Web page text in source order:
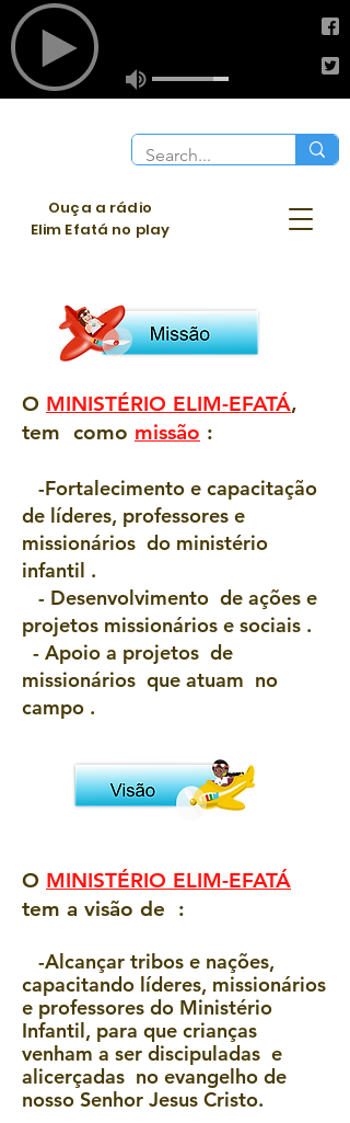
Ouça a rádio
Elim Efatá no play
O MINISTÉRIO ELIM-EFATÁ,
tem como missão :
-Fortalecimento e capacitação
de líderes, professores e
missionários do ministério
infantil .
- Desenvolvimento de ações e
projetos missionários e sociais .
- Apoio a projetos de
missionários que atuam no
campo .
O MINISTÉRIO ELIM-EFATÁ
tem a visão de :
-Alcançar tribos e nações,
capacitando líderes, missionários
e professores do Ministério
Infantil, para que crianças
venham a ser discipuladas e
alicerçadas no evangelho de
nosso Senhor Jesus Cristo.